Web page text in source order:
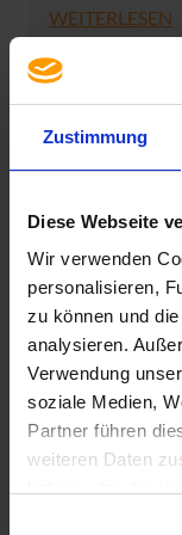
Zustimmung
Diese Webseite
Wir verwenden
personalisieren,
zu können und
analysieren.
Verwendung
soziale Medien,
Partner führen
weiteren Daten
WEITERLESEN